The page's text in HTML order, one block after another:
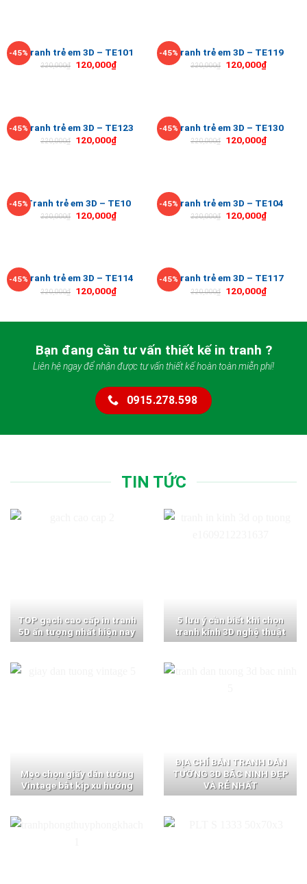
-45%Tranh trẻ em 3D – TE101
220,000₫ 120,000₫
-45%Tranh trẻ em 3D – TE119
220,000₫ 120,000₫
-45%Tranh trẻ em 3D – TE123
220,000₫ 120,000₫
-45%Tranh trẻ em 3D – TE130
220,000₫ 120,000₫
-45%Tranh trẻ em 3D – TE10
220,000₫ 120,000₫
-45%Tranh trẻ em 3D – TE104
220,000₫ 120,000₫
-45%Tranh trẻ em 3D – TE114
220,000₫ 120,000₫
-45%Tranh trẻ em 3D – TE117
220,000₫ 120,000₫
Bạn đang cần tư vấn thiết kế in tranh ?
Liên hệ ngay để nhận được tư vấn thiết kế hoàn toàn miễn phí!
0915.278.598
TIN TỨC
TOP gạch cao cấp in tranh
5D ấn tượng nhất hiện nay
5 lưu ý cần biết khi chọn
tranh kính 3D nghệ thuật
Mẹo chọn giấy dán tường
Vintage bắt kịp xu hướng
ĐỊA CHỈ BÁN TRANH DÁN
TƯỜNG 3D BẮC NINH ĐẸP
VÀ RẺ NHẤT